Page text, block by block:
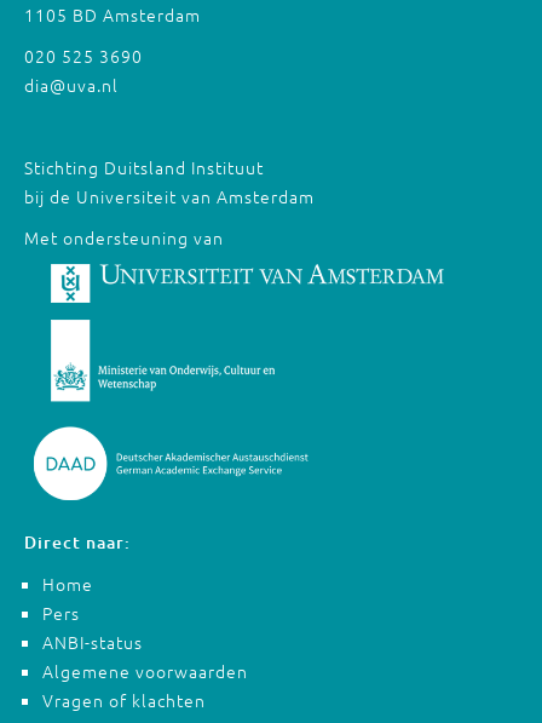
1105 BD Amsterdam
020 525 3690
dia@uva.nl
Stichting Duitsland Instituut
bij de Universiteit van Amsterdam
Met ondersteuning van
Direct naar:
Home
Pers
ANBI-status
Algemene voorwaarden
Vragen of klachten